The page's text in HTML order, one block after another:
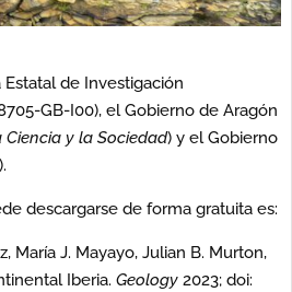
de Investigación
GB-I00), el Gobierno de Aragón
Ciencia y la Sociedad) y el Gobierno
descargarse de forma gratuita es:
María J. Mayayo, Julian B. Murton,
Iberia.Geology 2023; doi: